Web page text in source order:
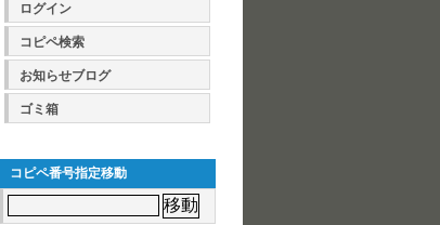
ログイン
コピペ検索
お知らせブログ
ゴミ箱
コピペ番号指定移動